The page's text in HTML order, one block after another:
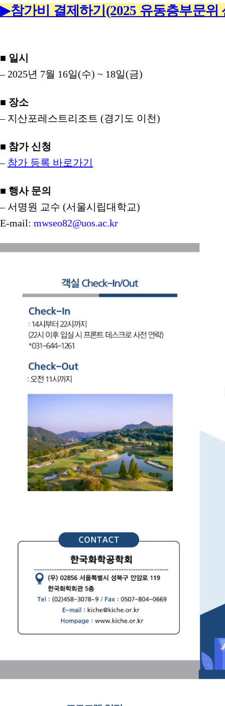
▶참가비 결제하기 (2025 유동층부문위
■ 일시
– 2025년 7월 16일(수) ~ 18일(금)
■ 장소
– 지산포레스트리조트 (경기도 이천)
■ 참가 신청
– 참가 등록 바로가기
■ 행사 문의
– 서명원 교수 (서울시립대학교)
E-mail: mwseo82@uos.ac.kr